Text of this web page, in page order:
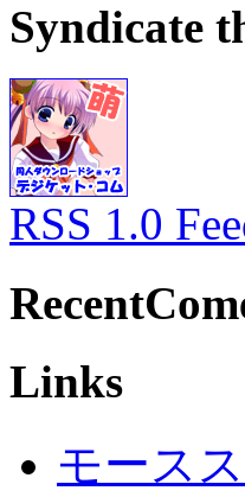
Syndicate
RSS 1.0
Links
モース